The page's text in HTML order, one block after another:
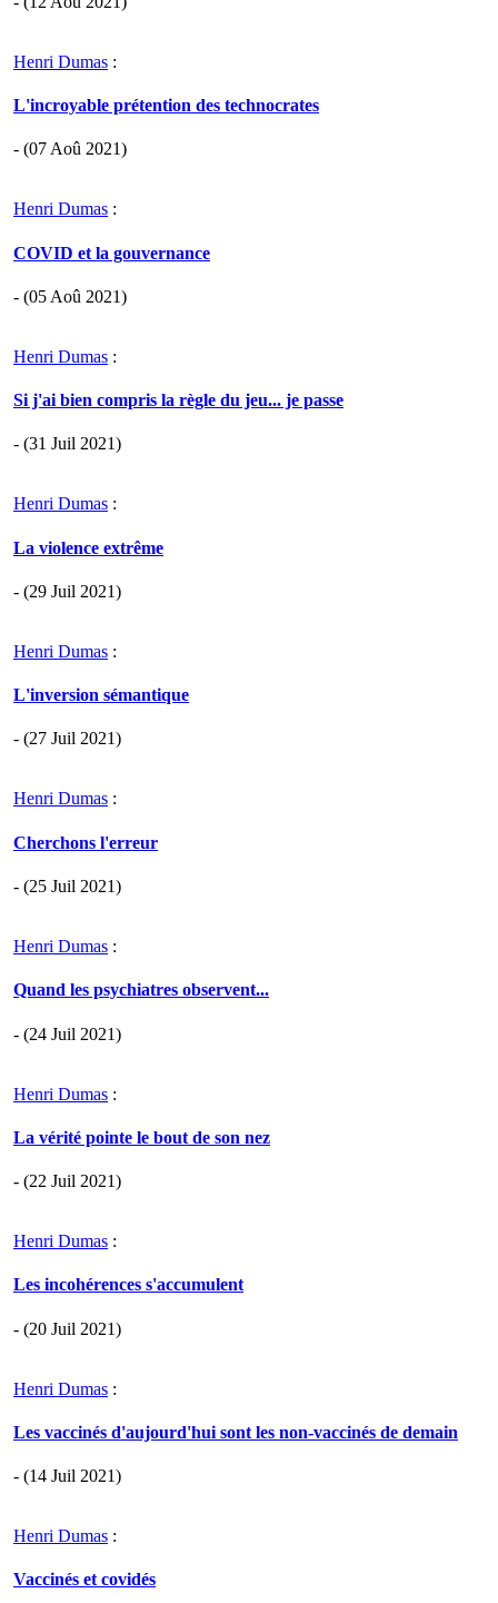
Henri Dumas :
L'incroyable prétention des technocrates
- (07 Aoû 2021)
Henri Dumas :
COVID et la gouvernance
- (05 Aoû 2021)
Henri Dumas :
Si j'ai bien compris la règle du jeu... je passe
- (31 Juil 2021)
Henri Dumas :
La violence extrême
- (29 Juil 2021)
Henri Dumas :
L'inversion sémantique
- (27 Juil 2021)
Henri Dumas :
Cherchons l'erreur
- (25 Juil 2021)
Henri Dumas :
Quand les psychiatres observent...
- (24 Juil 2021)
Henri Dumas :
La vérité pointe le bout de son nez
- (22 Juil 2021)
Henri Dumas :
Les incohérences s'accumulent
- (20 Juil 2021)
Henri Dumas :
Les vaccinés d'aujourd'hui sont les non-vaccinés de demain
- (14 Juil 2021)
Henri Dumas :
Vaccinés et covidés